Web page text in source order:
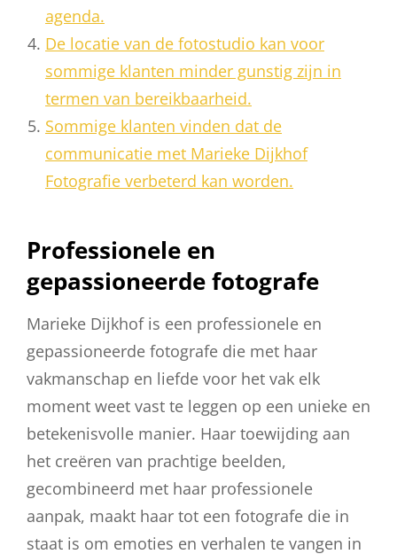
agenda.
De locatie van de fotostudio kan voor
sommige klanten minder gunstig zijn in
termen van bereikbaarheid.
Sommige klanten vinden dat de
communicatie met Marieke Dijkhof
Fotografie verbeterd kan worden.
Professionele en
gepassioneerde fotografe
Marieke Dijkhof is een professionele en
gepassioneerde fotografe die met haar
vakmanschap en liefde voor het vak elk
moment weet vast te leggen op een unieke en
betekenisvolle manier. Haar toewijding aan
het creëren van prachtige beelden,
gecombineerd met haar professionele
aanpak, maakt haar tot een fotografe die in
staat is om emoties en verhalen te vangen in